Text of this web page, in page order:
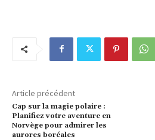
Article précédent
Cap sur la magie polaire :
Planifiez votre aventure en
Norvège pour admirer les
aurores boréales